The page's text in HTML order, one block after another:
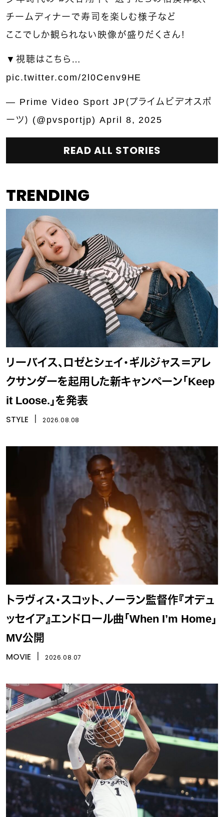
チームディナーで寿司を楽しむ様子など
ここでしか観られない映像が盛りだくさん！
▼視聴はこちら…
pic.twitter.com/2l0Cenv9HE
— Prime Video Sport JP（プライムビデオスポ
ーツ） (@pvsportjp) April 8, 2025
READ ALL STORIES
TRENDING
リーバイス、ロゼとシェイ・ギルジャス＝アレ
クサンダーを起用した新キャンペーン「Keep
it Loose.」を発表
STYLE 2026.08.08
トラヴィス・スコット、ノーラン監督作『オデュ
ッセイア』エンドロール曲「When I’m Home」
MV公開
MOVIE 2026.08.07